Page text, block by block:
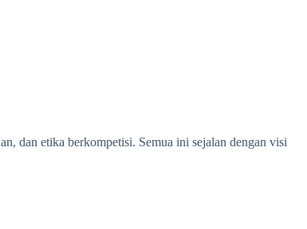
dan etika berkompetisi. Semua ini sejalan dengan visi